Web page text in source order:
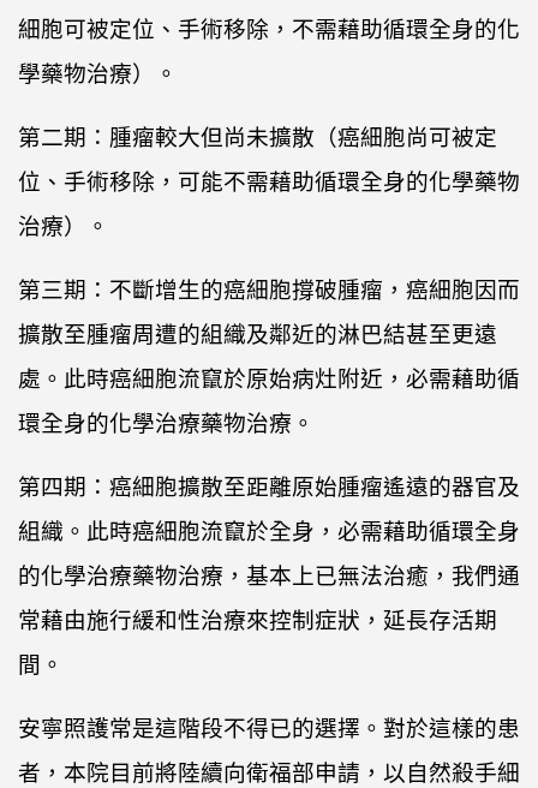
細胞可被定位、手術移除，不需藉助循環全身的化
學藥物治療）。
第二期：腫瘤較大但尚未擴散（癌細胞尚可被定
位、手術移除，可能不需藉助循環全身的化學藥物
治療）。
第三期：不斷增生的癌細胞撐破腫瘤，癌細胞因而
擴散至腫瘤周遭的組織及鄰近的淋巴結甚至更遠
處。此時癌細胞流竄於原始病灶附近，必需藉助循
環全身的化學治療藥物治療。
第四期：癌細胞擴散至距離原始腫瘤遙遠的器官及
組織。此時癌細胞流竄於全身，必需藉助循環全身
的化學治療藥物治療，基本上已無法治癒，我們通
常藉由施行緩和性治療來控制症狀，延長存活期
間。
安寧照護常是這階段不得已的選擇。對於這樣的患
者，本院目前將陸續向衛福部申請，以自然殺手細